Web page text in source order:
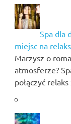
Spa dla
miejsc na
Marzysz o
atmosferze?
połączyć